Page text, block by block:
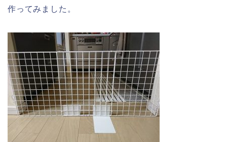
作ってみました。